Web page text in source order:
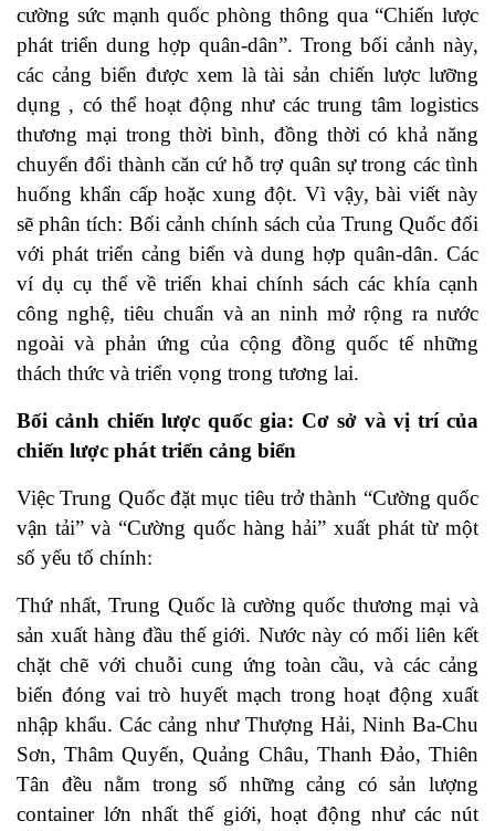
cường sức mạnh quốc phòng thông qua “Chiến lược
phát triển dung hợp quân-dân”. Trong bối cảnh này,
các cảng biển được xem là tài sản chiến lược lưỡng
dụng , có thể hoạt động như các trung tâm logistics
thương mại trong thời bình, đồng thời có khả năng
chuyển đổi thành căn cứ hỗ trợ quân sự trong các tình
huống khẩn cấp hoặc xung đột. Vì vậy, bài viết này
sẽ phân tích: Bối cảnh chính sách của Trung Quốc đối
với phát triển cảng biển và dung hợp quân-dân. Các
ví dụ cụ thể về triển khai chính sách các khía cạnh
công nghệ, tiêu chuẩn và an ninh mở rộng ra nước
ngoài và phản ứng của cộng đồng quốc tế những
thách thức và triển vọng trong tương lai.
Bối cảnh chiến lược quốc gia: Cơ sở và vị trí của
chiến lược phát triển cảng biển
Việc Trung Quốc đặt mục tiêu trở thành “Cường quốc
vận tải” và “Cường quốc hàng hải” xuất phát từ một
số yếu tố chính:
Thứ nhất, Trung Quốc là cường quốc thương mại và
sản xuất hàng đầu thế giới. Nước nàycó mối liên kết
chặt chẽ với chuỗi cung ứng toàn cầu, và các cảng
biển đóng vai trò huyết mạch trong hoạt động xuất
nhập khẩu. Các cảng như Thượng Hải, Ninh Ba-Chu
Sơn, Thâm Quyến, Quảng Châu, Thanh Đảo, Thiên
Tân đều nằm trong số những cảng có sản lượng
container lớn nhất thế giới, hoạt động như các nút